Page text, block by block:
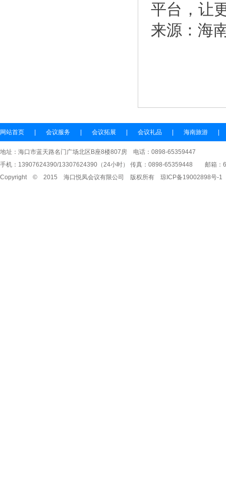
平台，让
来源：海
网站首页 会议服务 会议拓展 会议礼品 海南旅游
地址：海口市蓝天路名门广场北区B座8楼807房 电话：0898-65359447
手机：13907624390/13307624390（24小时） 传真：0898-65359448
邮箱：
Copyright © 2015 海口悦凤会议有限公司 版权所有 琼ICP备19002898号-1